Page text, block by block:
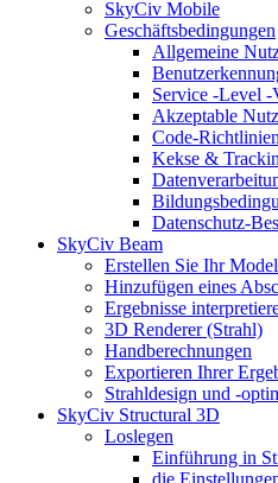
SkyCiv Mobile
Geschäftsbedingungen
Allgemeine
Service -Level -
Akzeptable
Code-
Kekse &
Datenschutz-
SkyCiv Beam
Erstellen Sie Ihr
Hinzufügen eines
Ergebnisse
3D Renderer (Strahl)
Handberechnungen
Exportieren Ihrer
Strahldesign und -
SkyCiv Structural 3D
Loslegen
Einführung in